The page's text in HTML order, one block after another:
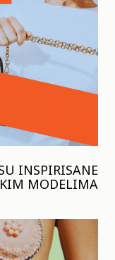
INSPIRISANE
MODELIMA